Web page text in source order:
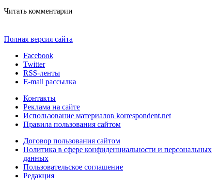
Читать комментарии
Полная версия сайта
Facebook
Twitter
RSS-ленты
E-mail рассылка
Контакты
Реклама на сайте
Использование материалов korrespondent.net
Правила пользования сайтом
Договор пользования сайтом
Политика в сфере конфиденциальности и персональных
данных
Пользовательское соглашение
Редакция